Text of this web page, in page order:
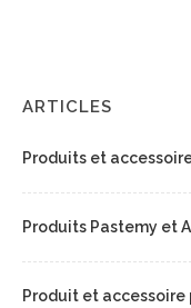
ARTICLES
Produits et
Produits Pastemy et
Produit et accessoire